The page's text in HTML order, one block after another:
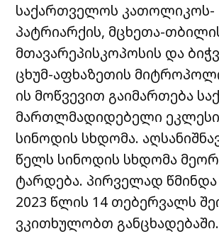
საქართველოს კათოლიკოს-
პატრიარქის, მცხეთა-
მთავარეპისკოპოსის და
ცხუმ-აფხაზეთის
ის მოწვევით გაიმართება
მართლმადიდებელი
სინოდის სხდომა.
წელს სინოდის სხდომა
ტარდება. პირველად
2023 წლის 14 თებერვალს
ვკითხულობთ განცხადებაში.